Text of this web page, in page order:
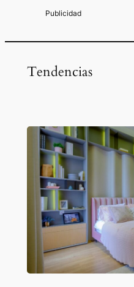
Tendencias